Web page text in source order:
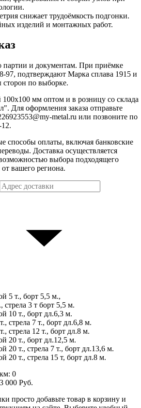
снижает трудоёмкость подгонки.
изделий и монтажных работ.
партии и документам. При приёмке
97, подтверждают Марка сплава 1915 и
по выборке.
мм оптом и в розницу со склада
Для оформления заказа отправьте
metal.ru или позвоните по
способы оплаты, включая банковские
Доставка осуществляется
выбора подходящего
вашего региона.
5 т., борт 5,5 м.,
стрела 3 т борт 5,5 м.
10 т., борт дл.6,3 м.
стрела 7 т., борт дл.6,8 м.
стрела 12 т., борт дл.8 м.
20 т., борт дл.12,5 м.
20 т., стрела 7 т., борт дл.13,6 м.
20 т., стрела 15 т, борт дл.8 м.
0
000 Руб.
просто добавьте товар в корзину и